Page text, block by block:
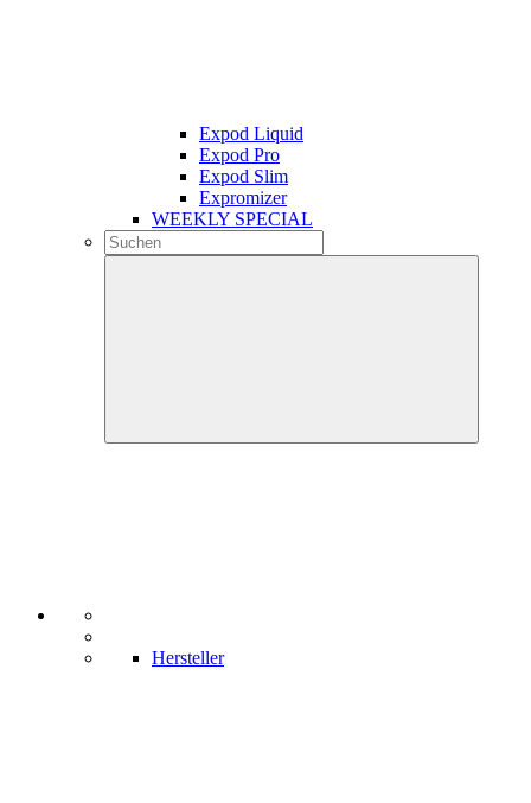
Expod Liquid
Expod Pro
Expod Slim
Expromizer
WEEKLY SPECIAL
Hersteller